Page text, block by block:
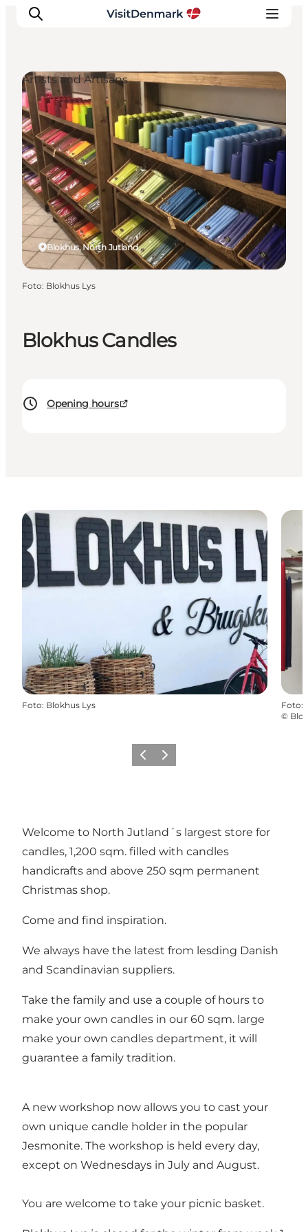
Inspiratie
Bestemmingen
Wat te doen
Accommodaties
Plan je reis
Blokhus Candles
Opening hours
Blokhus, North Jutland
Artists and Artisans
Foto: Blokhus Lys
Foto: Blokhus Lys Foto:
©
Vorige Volgende
Welcome to North Jutland´s largest store for
candles, 1,200 sqm. filled with candles
handicrafts and above 250 sqm permanent
Christmas shop.
Come and find inspiration.
We always have the latest from lesding Danish
and Scandinavian suppliers.
Take the family and use a couple of hours to
make your own candles in our 60 sqm. large
make your own candles department, it will
guarantee a family tradition.
A new workshop now allows you to cast your
own unique candle holder in the popular
Jesmonite. The workshop is held every day,
except on Wednesdays in July and August.
You are welcome to take your picnic basket.